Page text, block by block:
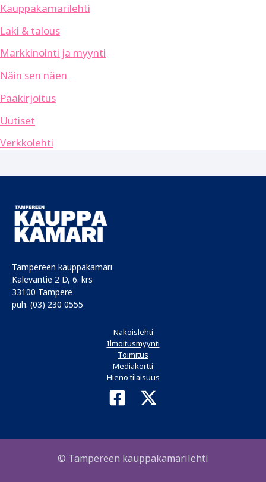
Kauppakamarilehti
Laki & talous
Markkinointi ja myynti
Näin sen näen
Pääkirjoitus
Uutiset
Verkkolehti
Tampereen kauppakamari
Kalevantie 2 D, 6. krs
33100 Tampere
puh. (03) 230 0555
Näköislehti
Ilmoitusmyynti
Toimitus
Mediakortti
Hieno tilaisuus
© Tampereen kauppakamarilehti